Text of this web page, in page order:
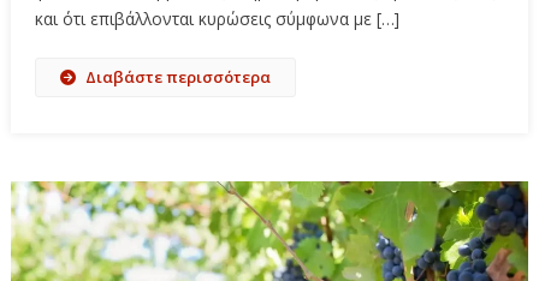
και ότι επιβάλλονται κυρώσεις σύμφωνα με […]
Διαβάστε περισσότερα